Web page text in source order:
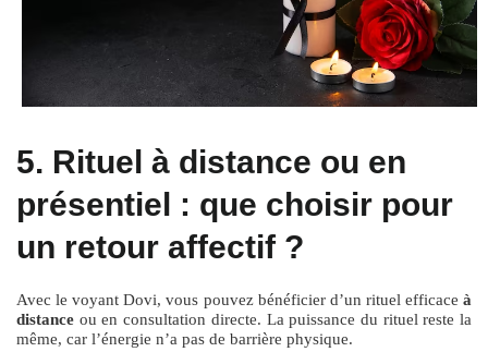
5. Rituel à distance ou en
présentiel : que choisir pour
un retour affectif ?
Avec le voyant Dovi, vous pouvez bénéficier d’un rituel efficace à
distance ou en consultation directe. La puissance du rituel reste la
même, car l’énergie n’a pas de barrière physique.